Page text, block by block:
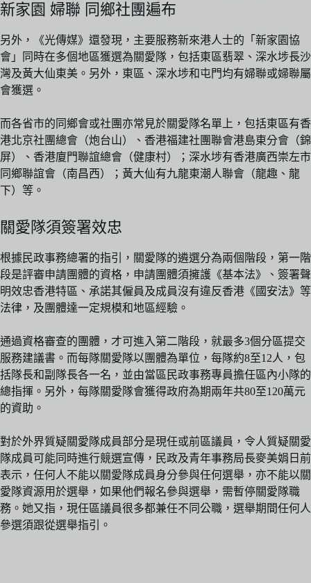
新家園 婦聯 同鄉社團遍布
另外，《光傳媒》還發現，主要服務新來港人士的「新家園協
會」同時在多個地區獲選為關愛隊，包括東區翡翠、深水埗長沙
灣及黃大仙東美。另外，東區、深水埗和屯門均有婦聯或婦聯屬
會獲選。
而各省市的同鄉會或社團亦常見於關愛隊名單上，包括東區有香
港北京社團總會（炮台山）、香港福建社團聯會港島東分會（錦
屏）、香港廈門聯誼總會（健康村）；深水埗有香港廣西崇左市
同鄉聯誼會（南昌西）；黃大仙有九龍東潮人聯會（龍趣、龍
下）等。
關愛隊須簽署效忠
根據民政事務總署的指引，關愛隊的遴選分為兩個階段，第一階
段是評審申請團體的資格，申請團體須擁護《基本法》、簽署聲
明效忠香港特區、承諾其僱員及成員沒有違反香港《國安法》等
法律，及團體達一定規模和地區經驗。
通過資格審查的團體，才可進入第二階段，就最多3個分區提交
服務建議書。而每隊關愛隊以團體為單位，每隊約8至12人，包
括隊長和副隊長各一名，並由當區民政事務專員擔任區內小隊的
總指揮。另外，每隊關愛隊會獲得政府為期兩年共80至120萬元
的資助。
對於外界質疑關愛隊成員部分是現任或前區議員，令人質疑關愛
隊成員可能同時進行競選宣傳，民政及青年事務局長麥美娟日前
表示，任何人不能以關愛隊成員身分參與任何選舉，亦不能以關
愛隊資源用於選舉，如果他們報名參與選舉，需暫停關愛隊職
務。她又指，現任區議員很多都兼任不同公職，選舉期間任何人
參選須跟從選舉指引。